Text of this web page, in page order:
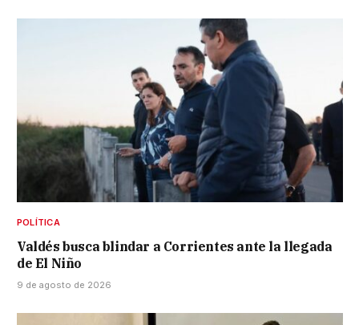
POLÍTICA
Valdés busca blindar a Corrientes ante la llegada
de El Niño
9 de agosto de 2026